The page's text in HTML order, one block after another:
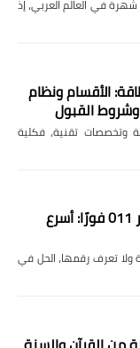
شهرة في العالم العربي، إذ
الأقسام ونظام
القبول
وتخصصات تقنية، فكلية
كود معرفة رقم اتصالات مصر 011 فورًا: أسرع
ولا تعرف رقمها، الحل في